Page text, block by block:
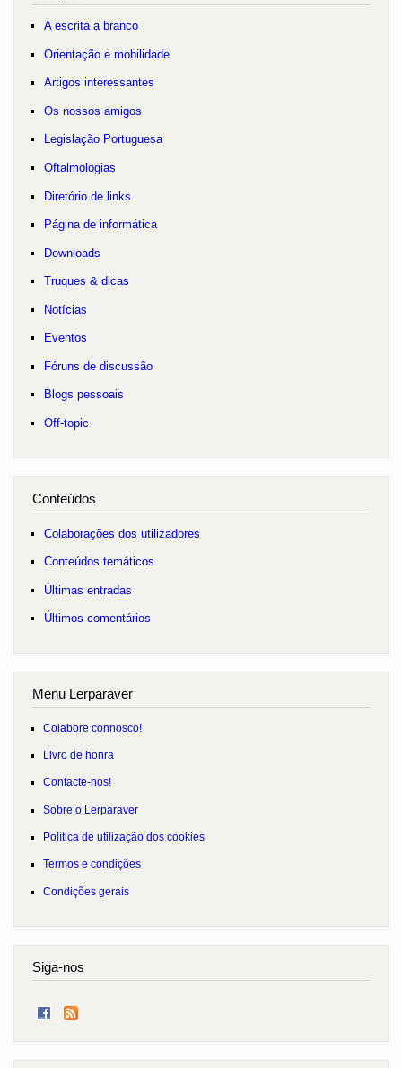
A escrita a branco
Orientação e mobilidade
Artigos interessantes
Os nossos amigos
Legislação Portuguesa
Oftalmologias
Diretório de links
Página de informática
Downloads
Truques & dicas
Notícias
Eventos
Fóruns de discussão
Blogs pessoais
Off-topic
Conteúdos
Colaborações dos utilizadores
Conteúdos temáticos
Últimas entradas
Últimos comentários
Menu Lerparaver
Colabore connosco!
Livro de honra
Contacte-nos!
Sobre o Lerparaver
Política de utilização dos cookies
Termos e condições
Condições gerais
Siga-nos